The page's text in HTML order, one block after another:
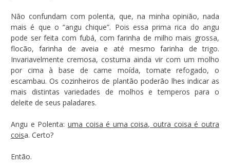
Não confundam com polenta, que, na minha opinião, nada
mais é que o “angu chique”. Pois essa prima rica do angu
pode ser feita com fubá, com farinha de milho mais grossa,
flocão, farinha de aveia e até mesmo farinha de trigo.
Invariavelmente cremosa, costuma ainda vir com um molho
por cima à base de carne moída, tomate refogado, o
escambau. Os cozinheiros de plantão poderão lhes indicar as
mais distintas variedades de molhos e temperos para o
deleite de seus paladares.
Angu e Polenta: uma coisa é uma coisa, outra coisa é outra
coisa. Certo?
Então.